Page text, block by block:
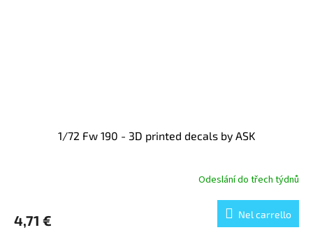
1/72 Fw 190 - 3D printed decals by ASK
Odeslání do třech týdnů
4,71 € Nel carrello